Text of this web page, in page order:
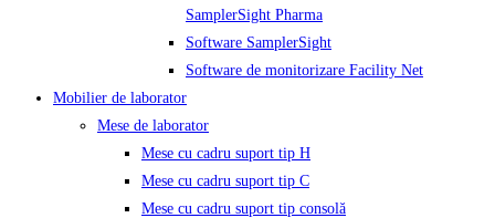
SamplerSight Pharma
Software SamplerSight
Software de monitorizare Facility Net
Mobilier de laborator
Mese de laborator
Mese cu cadru suport tip H
Mese cu cadru suport tip C
Mese cu cadru suport tip consolă